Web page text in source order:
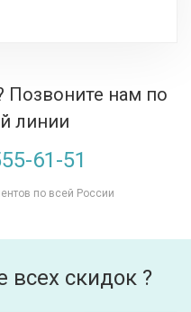
Позвоните нам по
линии
61-51
по всей России
всех скидок ?